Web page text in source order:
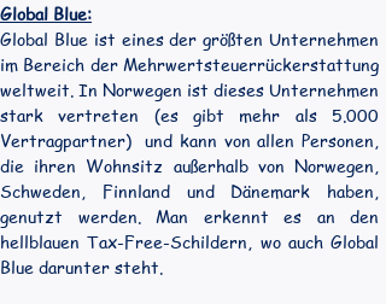
Global Blue:
Global Blue ist eines der größten Unternehmen
im Bereich der Mehrwertsteuerrückerstattung
weltweit. In Norwegen ist dieses Unternehmen
stark vertreten (es gibt mehr als 5.000
Vertragpartner)  und kann von allen Personen,
die ihren Wohnsitz außerhalb von Norwegen,
Schweden, Finnland und Dänemark haben,
genutzt werden. Man erkennt es an den
hellblauen Tax-Free-Schildern, wo auch Global
Blue darunter steht.